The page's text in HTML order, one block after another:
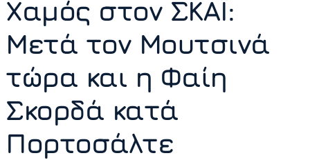
Χαμός στον ΣΚΑΪ:
Μετά τον Μουτσινά
τώρα και η Φαίη
Σκορδά κατά
Πορτοσάλτε